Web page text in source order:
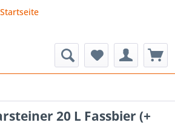
20 L Fassbier (+